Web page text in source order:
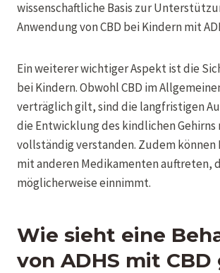
wissenschaftliche Basis zur
Anwendung von CBD bei Kindern mit
Ein weiterer wichtiger Aspekt ist die
bei Kindern. Obwohl CBD im
verträglich gilt, sind die langfristigen
die Entwicklung des kindlichen Gehirns
vollständig verstanden. Zudem
mit anderen Medikamenten auftreten,
möglicherweise einnimmt.
Wie sieht eine
von ADHS mit CBD